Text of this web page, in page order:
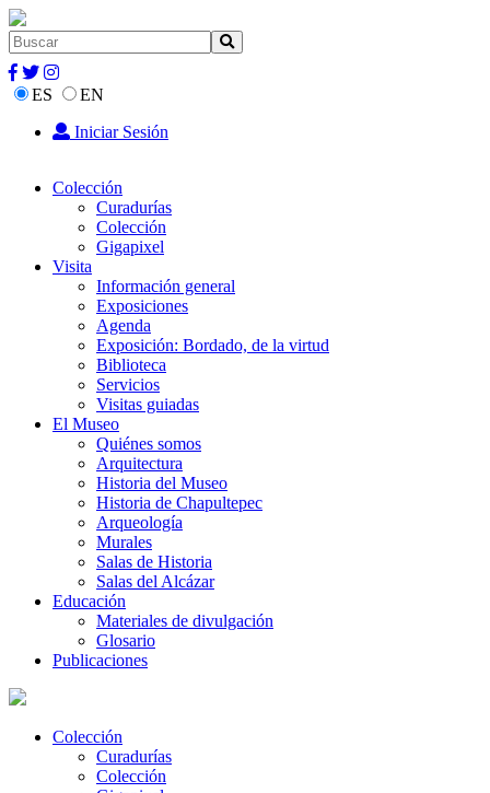
ES
EN
Iniciar Sesión
Colección
Curadurías
Colección
Gigapixel
Visita
Información general
Exposiciones
Agenda
Exposición: Bordado, de la virtud
Biblioteca
Servicios
Visitas guiadas
El Museo
Quiénes somos
Arquitectura
Historia del Museo
Historia de Chapultepec
Arqueología
Murales
Salas de Historia
Salas del Alcázar
Educación
Materiales de divulgación
Glosario
Publicaciones
Colección
Curadurías
Colección